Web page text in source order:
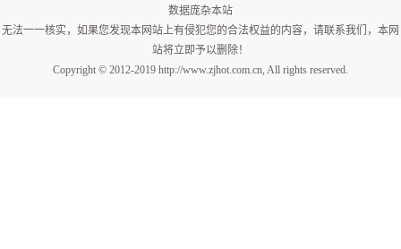
数据庞杂本站
无法一一核实，如果您发现本网站上有侵犯您的合法权益的内容，请联系我们，本网
站将立即予以删除！
Copyright © 2012-2019 http://www.zjhot.com.cn, All rights reserved.